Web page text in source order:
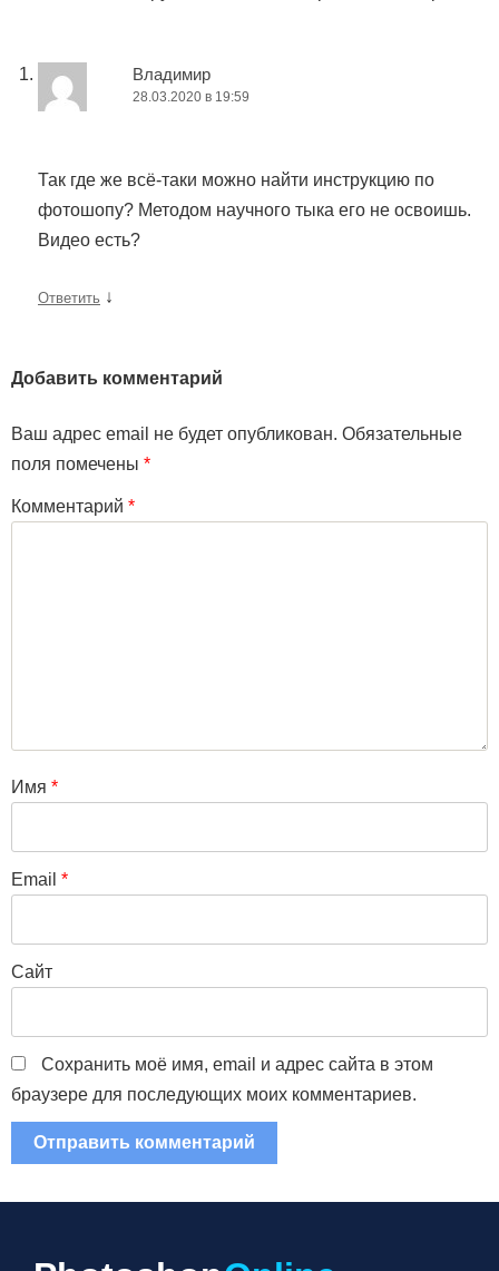
Владимир
28.03.2020 в 19:59
Так где же всё-таки можно найти инструкцию по
фотошопу? Методом научного тыка его не освоишь.
Видео есть?
Ответить ↓
Добавить комментарий
Ваш адрес email не будет опубликован. Обязательные
поля помечены *
Комментарий *
Имя *
Email *
Сайт
Сохранить моё имя, email и адрес сайта в этом
браузере для последующих моих комментариев.